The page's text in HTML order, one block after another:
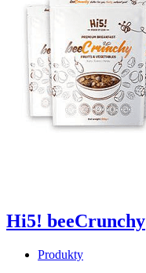
Hi5! beeCrunchy
Produkty